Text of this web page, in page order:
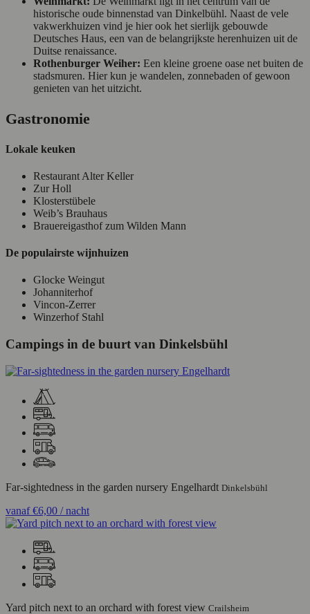
historische oude binnenstad van Dinkelbühl. Naast de vele
vakwerkhuizen vind je hier ook het sierlijk gebouwde
Deutsches Haus, een van de belangrijkste herenhuizen uit de
Duitse renaissance.
Rothenburger Weiher: Een kleine groene oase net buiten de
stadsmuren. Hier kun je wandelen, zonnebaden of gewoon
genieten van het uitzicht.
Gastronomie
Lokale keuken
Restaurant Alter Keller
Zur Holl
Klosterstübele
Weib’s Brauhaus
Brauereigasthof zum Wilden Mann
De populairste wijnhuizen
Glocke Weingut
Johanniterhof
Vincon-Zerrer
Winzerhof Stahl
Campings in de buurt van Dinkelsbühl
Far-sightedness in the garden nursery Engelhardt Dinkelsbühl
vanaf€6,00 / nacht
Yard pitch next to an orchard with forest view Crailsheim